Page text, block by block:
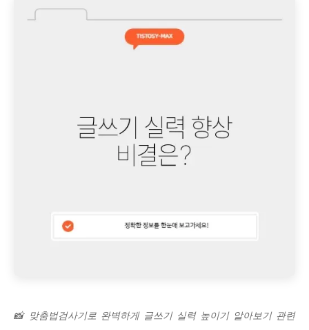
📸 맞춤법검사기로 완벽하게 글쓰기 실력 높이기 알아보기 관련